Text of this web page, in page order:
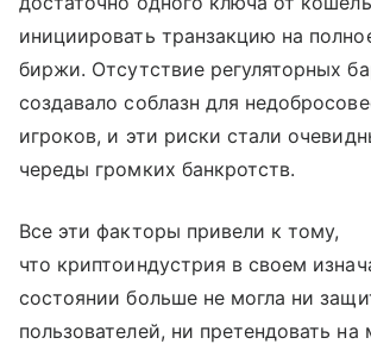
инициировать транзакцию на
биржи. Отсутствие регуляторных
создавало соблазн для
игроков, и эти риски стали
череды громких банкротств.
Все эти факторы привели к тому,
что криптоиндустрия в своем
состоянии больше не могла ни
пользователей, ни претендовать на